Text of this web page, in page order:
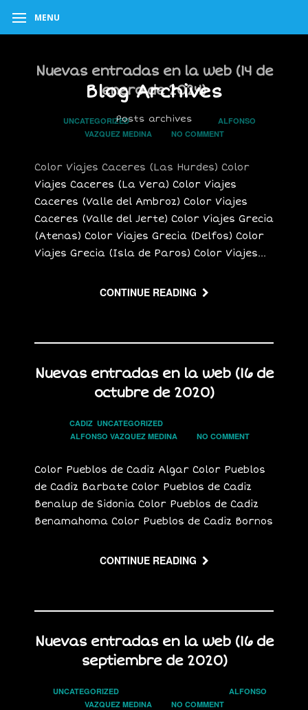
MENU
Blog Archives
Posts archives
Nuevas entradas en la web (14 de
enero de 2024)
UNCATEGORIZEDon 14 ENERO, 2024
ALFONSO
VAZQUEZ MEDINAhas NO COMMENT
Color Viajes Caceres (Las Hurdes) Color
Viajes Caceres (La Vera) Color Viajes
Caceres (Valle del Ambroz) Color Viajes
Caceres (Valle del Jerte) Color Viajes Grecia
(Atenas) Color Viajes Grecia (Delfos) Color
Viajes Grecia (Isla de Paros) Color Viajes...
CONTINUE READING
Nuevas entradas en la web (16 de
octubre de 2020)
CADIZ UNCATEGORIZED
ALFONSO VAZQUEZ MEDINAhas NO COMMENT
Color Pueblos de Cadiz Algar Color Pueblos
de Cadiz Barbate Color Pueblos de Cadiz
Benalup de Sidonia Color Pueblos de Cadiz
Benamahoma Color Pueblos de Cadiz Bornos
CONTINUE READING
Nuevas entradas en la web (16 de
septiembre de 2020)
UNCATEGORIZEDon
ALFONSO
VAZQUEZ MEDINAhas NO COMMENT